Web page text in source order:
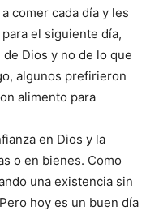
comer cada día y les
el siguiente día,
Dios y no de lo que
algunos prefirieron
alimento para
en Dios y la
o en bienes. Como
una existencia sin
hoy es un buen día